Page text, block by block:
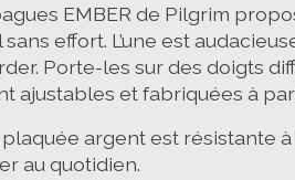
EMBER de Pilgrim
effort. L’une est
Porte-les sur des doigts
ajustables et fabriquées à
argent est résistante à
au quotidien.